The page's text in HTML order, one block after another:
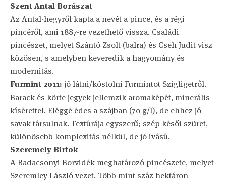
Szent Antal Borászat
Az Antal-hegyről kapta a nevét a pince, és a régi
pincéről, ami 1887-re vezethető vissza. Családi
pincészet, melyet Szántó Zsolt (balra) és Cseh Judit visz
közösen, s amelyben keveredik a hagyomány és
modernitás.
Furmint 2011: jó látni/kóstolni Furmintot Szigligetről.
Barack és körte jegyek jellemzik aromaképét, minerális
kísérettel. Eléggé édes a szájban (70 g/l), de ehhez jó
savak társulnak. Textúrája egyszerű; szép késői szüret,
különösebb komplexitás nélkül, de jó ivású.
Szeremely Birtok
A Badacsonyi Borvidék meghatározó pincészete, melyet
Szeremley László vezet. Több mint száz hektáron